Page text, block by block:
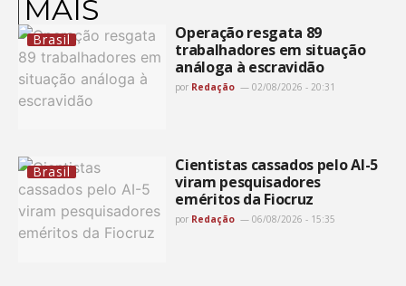
MAIS
Brasil
Operação resgata 89
trabalhadores em situação
análoga à escravidão
por Redação 02/08/2026 - 20:31
Brasil
Cientistas cassados pelo AI-5
viram pesquisadores
eméritos da Fiocruz
por Redação 06/08/2026 - 15:35